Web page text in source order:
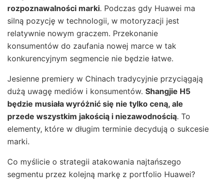
rozpoznawalności marki. Podczas gdy Huawei ma
silną pozycję w technologii, w motoryzacji jest
relatywnie nowym graczem. Przekonanie
konsumentów do zaufania nowej marce w tak
konkurencyjnym segmencie nie będzie łatwe.
Jesienne premiery w Chinach tradycyjnie przyciągają
dużą uwagę mediów i konsumentów. Shangjie H5
będzie musiała wyróżnić się nie tylko ceną, ale
przede wszystkim jakością i niezawodnością. To
elementy, które w długim terminie decydują o sukcesie
marki.
Co myślicie o strategii atakowania najtańszego
segmentu przez kolejną markę z portfolio Huawei?